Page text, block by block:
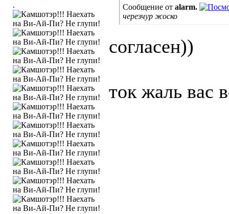
. Сообщение от alarm.
черезчур жоско
согласен))
ток жаль вас